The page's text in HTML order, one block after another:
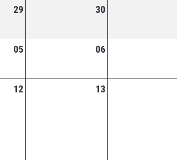
29 30
05 06
12 13